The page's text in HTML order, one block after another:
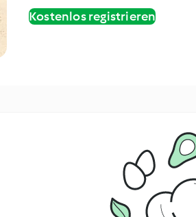
Kostenlos registrieren